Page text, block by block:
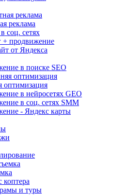
реклама
реклама
соц. сетях
+ продвижение
от Яндекса
в поиске SEO
оптимизация
оптимизация
в нейросетях GEO
в соц. сетях SMM
- Яндекс карты
коптера
и туры